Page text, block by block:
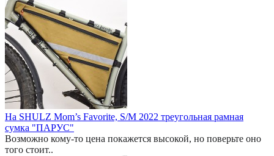
На SHULZ Mom’s Favorite, S/M 2022 треугольная рамная
сумка "ПАРУС"
Возможно кому-то цена покажется высокой, но поверьте оно
того стоит..